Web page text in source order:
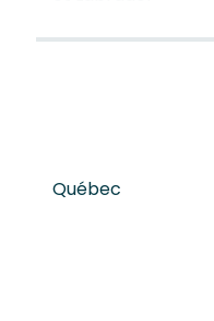
Québec